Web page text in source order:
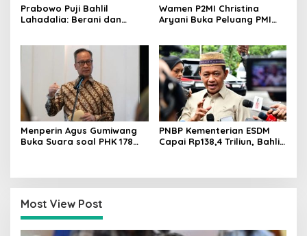
Prabowo Puji Bahlil
Lahadalia: Berani dan
Wamen P2MI Christina
Aryani Buka Peluang PMI
Menperin Agus Gumiwang
Buka Suara soal PHK 178
PNBP Kementerian ESDM
Capai Rp138,4 Triliun, Bahlil
Most View Post